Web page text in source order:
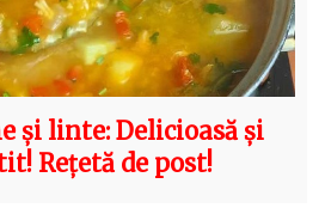
și linte: Delicioasă și
Rețetă de post!